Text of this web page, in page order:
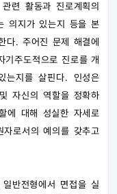
련 활동과 진로계획의
의지가 있는지 등을 본
다. 주어진 문제 해결에
주도적으로 진로를 개
는지를 살핀다. 인성은
자신의 역할을 정확하
에 대해 성실한 자세로
로서의 예의를 갖추고
반전형에서 면접을 실